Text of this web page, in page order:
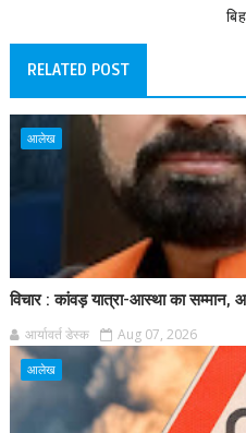
RELATED POST
आलेख
विचार : कांवड़ यात्रा-आस्था का
आर्यावर्त डेस्क Aug 07, 2026
आलेख